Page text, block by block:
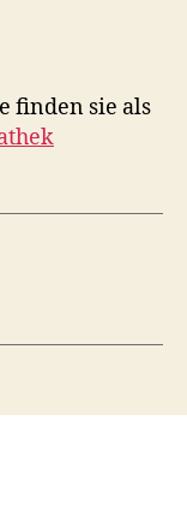
finden sie als